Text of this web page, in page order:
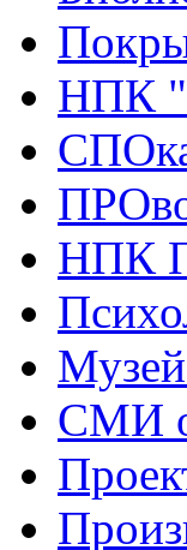
НПК
НПК
СМИ